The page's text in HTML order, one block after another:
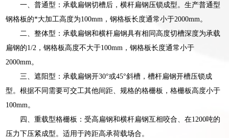
一、普通型：承载扁钢切槽后，横杆扁钢压锁成型。生产普通型
钢格板的*大加工高度为100mm，钢格板长度通常小于2000mm。
二、整体型：承载扁钢和横杆扁钢具有相同高度切槽深度为承载
扁钢的1/2，钢格板高度不大于100mm，钢格板长度通常小于
2000mm。
三、遮阳型：承载扁钢开30°或45°斜槽，槽杆扁钢开槽压锁成
型。根据不同需要可交工其他间距、规格的格栅板，格栅板高度小于
100mm。
四、重载型格栅板：受高扁钢和横杆扁钢互相咬合、在1200吨的
压力下压紧成型。适用于跨距高承荷载场合。